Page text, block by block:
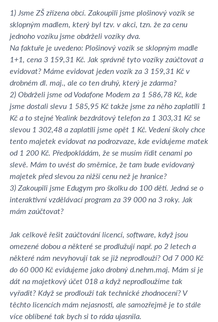
1) Jsme ZŠ zřízena obcí. Zakoupili jsme plošinový vozík se
sklopným madlem, který byl tzv. v akci, tzn. že za cenu
jednoho vozíku jsme obdrželi vozíky dva.
Na faktuře je uvedeno: Plošinový vozík se sklopným madle
1+1, cena 3 159,31 Kč. Jak správně tyto vozíky zaúčtovat a
evidovat? Máme evidovat jeden vozík za 3 159,31 Kč v
drobném dl. maj., ale co ten druhý, který je zdarma?
2) Obdrželi jsme od Vodafone Modem za 1 586,78 Kč, kde
jsme dostali slevu 1 585,95 Kč takže jsme za něho zaplatili 1
Kč a to stejné Yealink bezdrátový telefon za 1 303,31 Kč se
slevou 1 302,48 a zaplatili jsme opět 1 Kč. Vedení školy chce
tento majetek evidovat na podrozvaze, kde evidujeme matek
od 1 200 Kč. Předpokládám, že se musím řídit cenami po
slevě. Mám to uvést do směrnice, že tam bude evidovaný
majetek před slevou za nižší cenu než je hranice?
3) Zakoupili jsme Edugym pro školku do 100 dětí. Jedná se o
interaktivní vzdělávací program za 39 000 na 3 roky. Jak
mám zaúčtovat?
Jak celkově řešit zaúčtování licencí, software, když jsou
omezené dobou a některé se prodlužují např. po 2 letech a
některé nám nevyhovují tak se již neprodlouží? Od 7 000 Kč
do 60 000 Kč evidujeme jako drobný d.nehm.maj. Mám si je
dát na majetkový účet 018 a když neprodloužíme tak
vyřadit? Když se prodlouží tak technické zhodnocení? V
těchto licencích mám nejasnosti, ale samozřejmě je to stále
více oblíbené tak bych si to ráda ujasnila.